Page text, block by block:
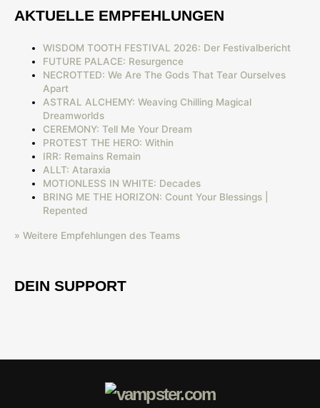
AKTUELLE EMPFEHLUNGEN
WISDOM TOOTH FESTIVAL 2026: Der Festivalbericht
FUTURE PALACE: Resurgence
NECROTTED: We Are The Gods That Tear Ourselves
Apart
ASTRAL ALCHEMY: Weaving Chilling Magical
Dreamworlds
CEREMONY: Tell Me Your Dream
PROTEST THE HERO: Within
IRR: Remains Remain
ALLT: Ataraxia
MOTIONLESS IN WHITE: Decades
BRING ME THE HORIZON: Count Your Blessings |
Repented
» Weitere Empfehlungen des Teams
DEIN SUPPORT